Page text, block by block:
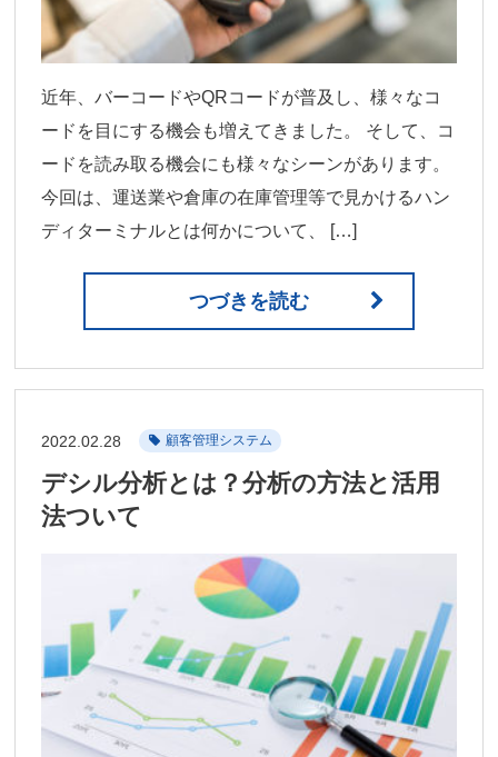
近年、バーコードやQRコードが普及し、様々なコ
ードを目にする機会も増えてきました。 そして、コ
ードを読み取る機会にも様々なシーンがあります。
今回は、運送業や倉庫の在庫管理等で見かけるハン
ディターミナルとは何かについて、 […]
つづきを読む
2022.02.28 顧客管理システム
デシル分析とは？分析の方法と活用
法ついて